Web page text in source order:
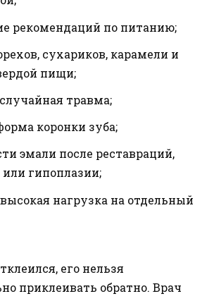
рекомендаций по питанию;
сухариков, карамели и
пищи;
травма;
коронки зуба;
эмали после реставраций,
гипоплазии;
нагрузка на отдельный
его нельзя
приклеивать обратно. Врач